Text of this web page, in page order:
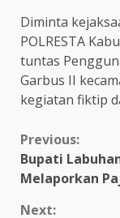
Diminta
POLRESTA
tuntas
Garbus II
kegiatan fiktip
Continue
Reading
Previous:
Bupati
Melaporkan
Next: